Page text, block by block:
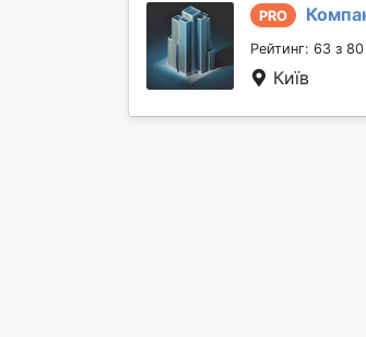
PRO
Рейтинг: 63 з 80
Київ